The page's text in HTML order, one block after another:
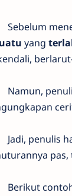
yang
penulis
penulis
contoh